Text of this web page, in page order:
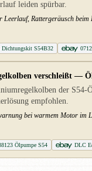
leiden spürbar.
Leerlauf, Rattergeräusch
Dichtungskit S54B32
verschleißt —
der S54-
empfohlen.
bei warmem Motor im
Ölpumpe S54 DLC